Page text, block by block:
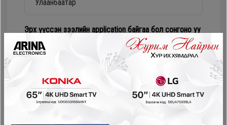
Эрх үүссэн зээлийн application байгаа бол сонгоно уу
Соно сонгодог зээл